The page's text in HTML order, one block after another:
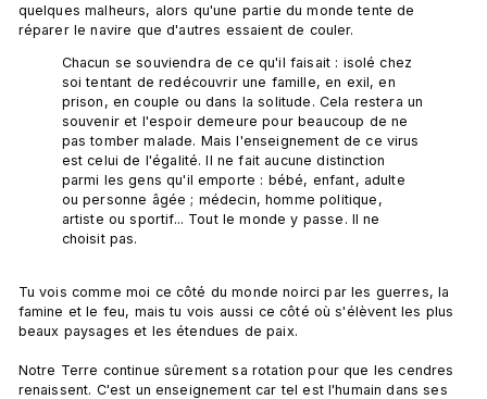
quelques malheurs, alors qu'une partie du monde tente de
Chacun se souviendra de ce qu'il faisait : isolé chez
soi tentant de redécouvrir une famille, en exil, en
prison, en couple ou dans la solitude. Cela restera un
souvenir et l'espoir demeure pour beaucoup de ne
pas tomber malade. Mais l'enseignement de ce virus
est celui de l'égalité. Il ne fait aucune distinction
parmi les gens qu'il emporte : bébé, enfant, adulte
ou personne âgée ; médecin, homme politique,
artiste ou sportif... Tout le monde y passe. Il ne
choisit pas.
Tu vois comme moi ce côté du monde noirci par les guerres, la
famine et le feu, mais tu vois aussi ce côté où s'élèvent les plus
beaux paysages et les étendues de paix.
Notre Terre continue sûrement sa rotation pour que les cendres
renaissent. C'est un enseignement car tel est l'humain dans ses